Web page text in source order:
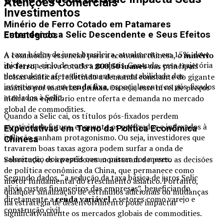
Minério de Ferro Cotado em Patamares
Estratégicos
A commodity essencial para a economia chinesa, ominério
de ferro, estava cotado a800,50 iuanesnas principais
bolsas asiáticas, refletindo a demanda constante do gigante
asiático por matérias-primas. Ou seja, esse nível de preços
indica um equilíbrio entre oferta e demanda no mercado
global de commodities.
Expectativas em Torno da Política Econômica
Chinesa
Sobretudo, os investidores monitoram de perto as decisões
de política econômica da China, que permanece como
motor fundamental do crescimento asiático. Portanto,
qualquer sinalização de estímulos adicionais ou mudanças
na estratégia de desenvolvimento pode impactar
significativamente os mercados globais de commodities.
Investimentos
Entendendo a Selic Descendente e Seus Efeitos
A taxa básica de juros brasileira, atualmente em 15%, deve
iniciar um ciclo de cortes graduais. Contudo, essa trajetória
descendente afeta diretamente a rentabilidade dos
investimentos emrenda fixa, especialmente os pós-fixados
atrelados à Selic.
Quando a Selic cai, os títulos pós-fixados perdem
atratividade futura, enquanto os prefixados e indexados à
inflação ganham protagonismo. Ou seja, investidores que
travarem boas taxas agora podem surfar a onda de
valorização dos papéis com o passar dos meses.
Segundo dados, “a redução da taxa básica de juros Selic
alivia custos financeiros das empresas”, beneficiando
diretamente arenda variávele setores como varejo e
construção civil.